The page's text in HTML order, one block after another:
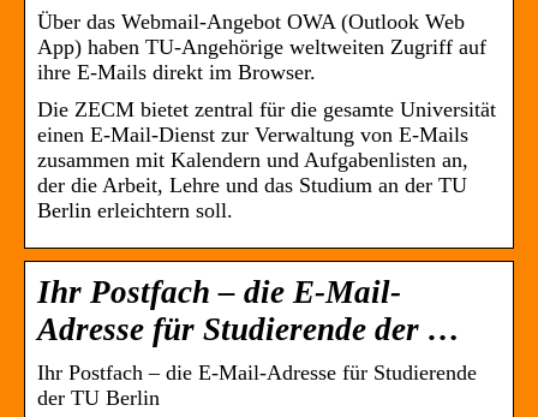
Über das Webmail-Angebot OWA (Outlook Web
App) haben TU-Angehörige weltweiten Zugriff auf
ihre E-Mails direkt im Browser.
Die ZECM bietet zentral für die gesamte Universität
einen E-Mail-Dienst zur Verwaltung von E-Mails
zusammen mit Kalendern und Aufgabenlisten an,
der die Arbeit, Lehre und das Studium an der TU
Berlin erleichtern soll.
Ihr Postfach – die E-Mail-
Adresse für Studierende der …
Ihr Postfach – die E-Mail-Adresse für Studierende
der TU Berlin